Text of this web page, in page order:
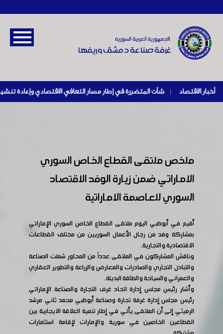
أخبار الاقتصاد |
ملخص ملتقى القطاع الخاص السوري
الاماراتي ضمن زيارة الوفد الاقتصاد
السوري للعاصمة الاماراتية
أقيم في أبوظبي اليوم ملتقى القطاع الخاص السوري الإماراتي
بمشاركة وفد من رجال الأعمال السوريين من مختلف القطاعات
الاقتصادية والتجارية.
وناقش المشاركون في الملتقى عدداً من المحاور شملت الصناعة
والتبادل التجاري والصادرات والمعارض والزراعة والتطوير العقاري
والعمراني والسياحة والطاقة البديلة.
وأشار رئيس مجلس إدارة اتحاد غرف التجارة والصناعة الإماراتي
رئيس مجلس إدارة غرفة تجارة وصناعة أبوظبي محمد ثاني مرشد
الرميثي إلى أن الملتقى يأتي في إطار تنمية العلاقة الايجابية بين
القطاعين الخاصين في سورية والإمارات لإقامة استثمارات